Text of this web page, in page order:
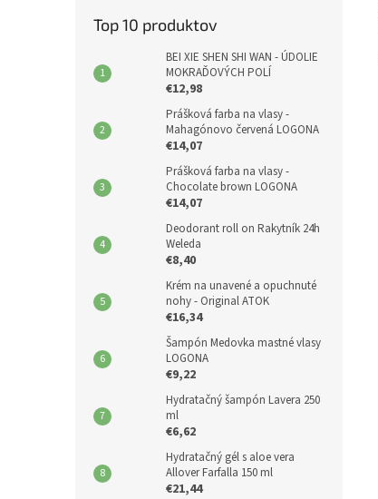
Top 10 produktov
BEI XIE SHEN SHI WAN - ÚDOLIE
MOKRAĎOVÝCH POLÍ
€12,98
Prášková farba na vlasy -
Mahagónovo červená LOGONA
€14,07
Prášková farba na vlasy -
Chocolate brown LOGONA
€14,07
Deodorant roll on Rakytník 24h
Weleda
€8,40
Krém na unavené a opuchnuté
nohy - Original ATOK
€16,34
Šampón Medovka mastné vlasy
LOGONA
€9,22
Hydratačný šampón Lavera 250
ml
€6,62
Hydratačný gél s aloe vera
Allover Farfalla 150 ml
€21,44